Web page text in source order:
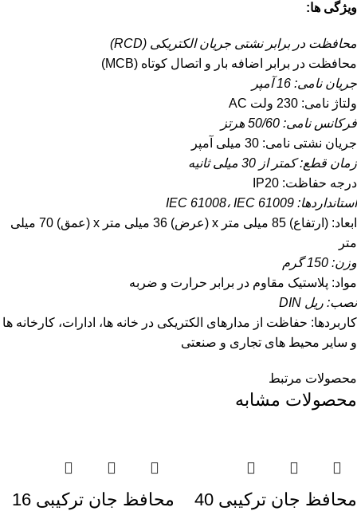
ویژگی ها:
محافظت در برابر نشتی جریان الکتریکی (RCD)
محافظت در برابر اضافه بار و اتصال کوتاه (MCB)
جریان نامی: 16 آمپر
ولتاژ نامی: 230 ولت AC
فرکانس نامی: 50/60 هرتز
جریان نشتی نامی: 30 میلی آمپر
زمان قطع: کمتر از 30 میلی ثانیه
درجه حفاظت: IP20
استانداردها: IEC 61008، IEC 61009
ابعاد: (ارتفاع) 85 میلی متر x (عرض) 36 میلی متر x (عمق) 70 میلی
متر
وزن: 150 گرم
مواد: پلاستیک مقاوم در برابر حرارت و ضربه
نصب: ریل DIN
کاربردها: حفاظت از مدارهای الکتریکی در خانه ها، ادارات، کارخانه ها
و سایر محیط های تجاری و صنعتی
محصولات مرتبط
محصولات مشابه
محافظ جان ترکیبی 40
محافظ جان ترکیبی 16